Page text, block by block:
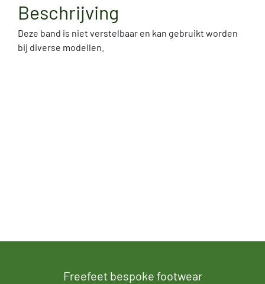
Beschrijving
Deze band is niet verstelbaar en kan gebruikt worden
bij diverse modellen.
Freefeet bespoke footwear